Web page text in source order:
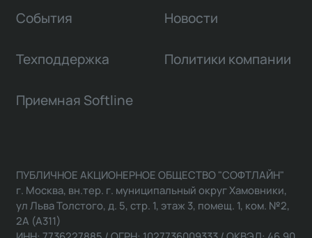
События Новости
Техподдержка Политики компании
Приемная Softline
ПУБЛИЧНОЕ АКЦИОНЕРНОЕ ОБЩЕСТВО "СОФТЛАЙН"
г. Москва, вн.тер. г. муниципальный округ Хамовники,
ул Льва Толстого, д. 5, стр. 1, этаж 3, помещ. 1, ком. №2,
2А (А311)